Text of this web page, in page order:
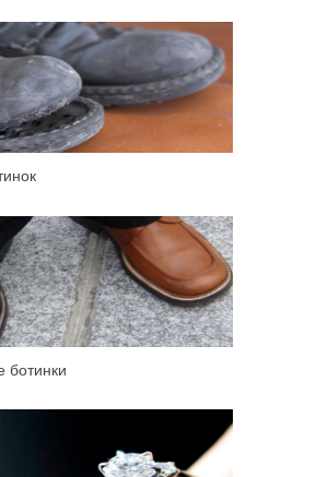
ботинки